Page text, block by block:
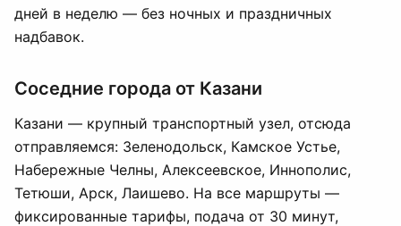
дней в неделю — без ночных и праздничных
надбавок.
Соседние города от Казани
Казани — крупный транспортный узел, отсюда
отправляемся: Зеленодольск, Камское Устье,
Набережные Челны, Алексеевское, Иннополис,
Тетюши, Арск, Лаишево. На все маршруты —
фиксированные тарифы, подача от 30 минут,